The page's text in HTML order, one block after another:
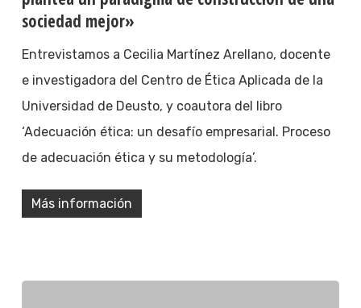
sociedad mejor»
Entrevistamos a Cecilia Martínez Arellano, docente
e investigadora del Centro de Ética Aplicada de la
Universidad de Deusto, y coautora del libro
‘Adecuación ética: un desafío empresarial. Proceso
de adecuación ética y su metodología’.
Más información